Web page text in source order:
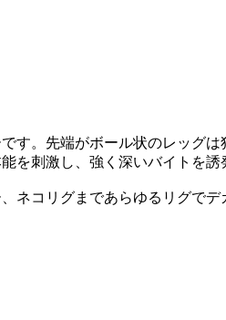
。先端がボール状のレッグ
を刺激し、強く深いバイトを誘
ネコリグまであらゆるリグで